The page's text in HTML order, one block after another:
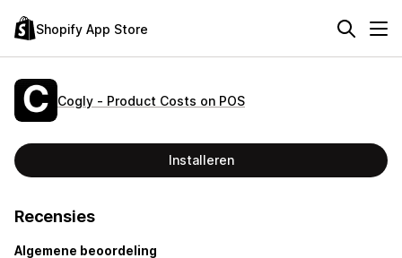
Shopify App Store
Cogly ‑ Product Costs on POS
Installeren
Recensies
Algemene beoordeling